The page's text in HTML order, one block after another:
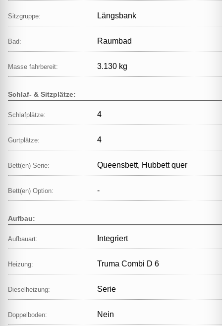
Sitzgruppe: Längsbank
Bad: Raumbad
Masse fahrbereit: 3.130 kg
Schlaf- & Sitzplätze:
Schlafplätze: 4
Gurtplätze: 4
Bett(en) Serie: Queensbett, Hubbett quer
Bett(en) Option: -
Aufbau:
Aufbauart: Integriert
Heizung: Truma Combi D 6
Dieselheizung: Serie
Doppelboden: Nein